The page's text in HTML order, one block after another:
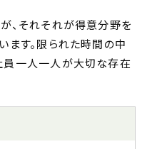
、それそれが得意分野を
ます。限られた時間の中
員一人一人が大切な存在